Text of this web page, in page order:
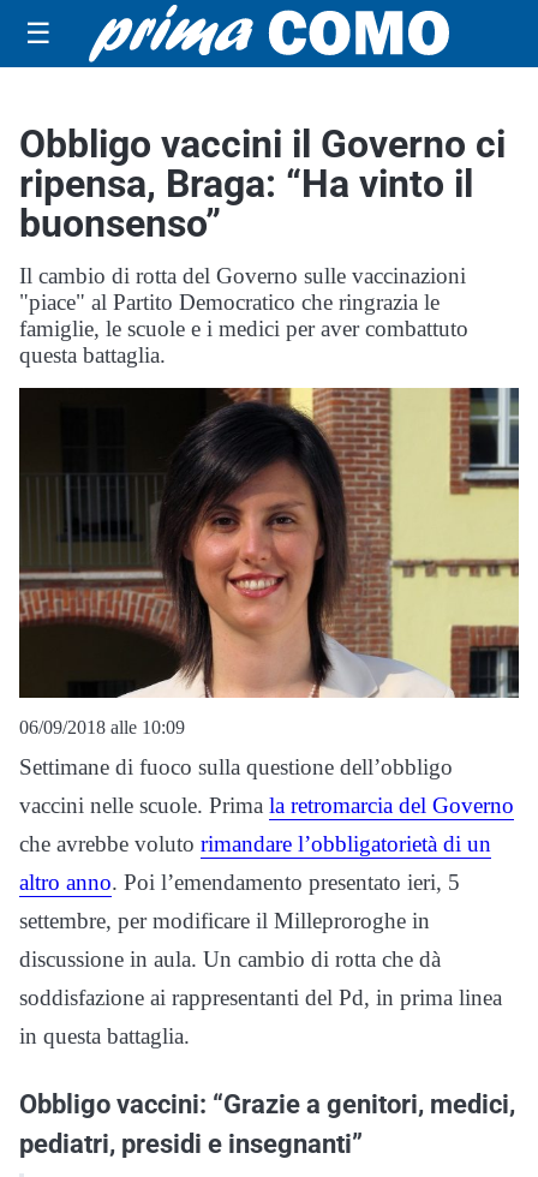
☰
Obbligo vaccini il Governo ci
ripensa, Braga: “Ha vinto il
buonsenso”
Il cambio di rotta del Governo sulle vaccinazioni
"piace" al Partito Democratico che ringrazia le
famiglie, le scuole e i medici per aver combattuto
questa battaglia.
06/09/2018 alle 10:09
Settimane di fuoco sulla questione dell’obbligo
vaccini nelle scuole. Prima la retromarcia del Governo
che avrebbe voluto rimandare l’obbligatorietà di un
altro anno. Poi l’emendamento presentato ieri, 5
settembre, per modificare il Milleproroghe in
discussione in aula. Un cambio di rotta che dà
soddisfazione ai rappresentanti del Pd, in prima linea
in questa battaglia.
Obbligo vaccini: “Grazie a genitori, medici,
pediatri, presidi e insegnanti”